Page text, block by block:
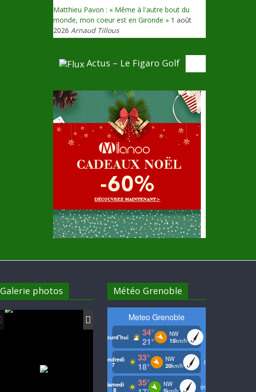
Matthieu Pavon : « Même à l'autre bout du
monde, mon coeur est en Gironde » 1 août
2026 Arnaud Tillous
Actus – Le Figaro Golf
Galerie photos Météo Grenoble